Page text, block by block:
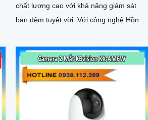
chất lượng cao với khả năng giám sát
ban đêm tuyệt vời. Với công nghệ Hồng
khoảng cách lên đến 150m trong điều
kiện thiếu sáng